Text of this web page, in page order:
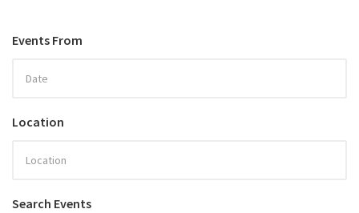
Events From
Location
Search Events